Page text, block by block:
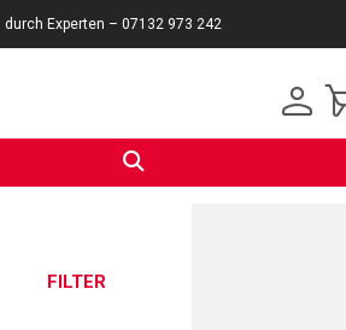
durch Experten – 07132 973 242
FILTER